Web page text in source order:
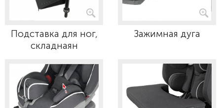
Подставка для ног,
складнаян
Зажимная дуга